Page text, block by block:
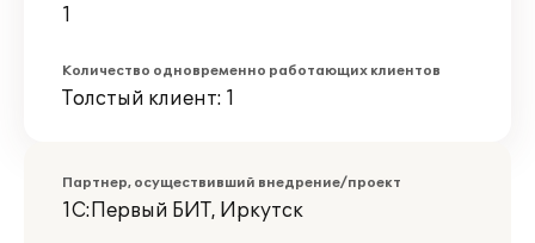
1
Количество одновременно работающих клиентов
Толстый клиент: 1
Партнер, осуществивший внедрение/проект
1С:Первый БИТ, Иркутск